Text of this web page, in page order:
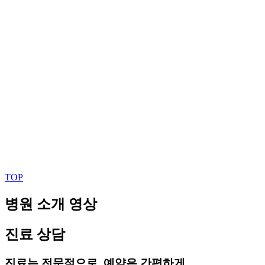
TOP
병원 소개 영상
진료 상담